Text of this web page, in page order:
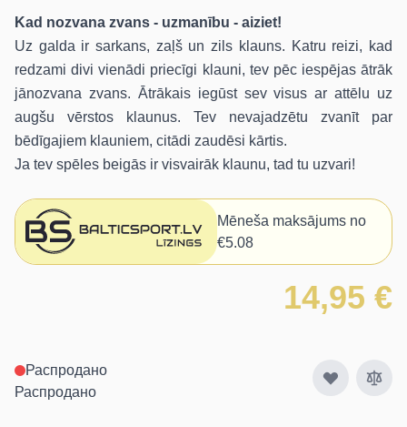
Kad nozvana zvans - uzmanību - aiziet!
Uz galda ir sarkans, zaļš un zils klauns. Katru reizi, kad
redzami divi vienādi priecīgi klauni, tev pēc iespējas ātrāk
jānozvana zvans. Ātrākais iegūst sev visus ar attēlu uz
augšu vērstos klaunus. Tev nevajadzētu zvanīt par
bēdīgajiem klauniem, citādi zaudēsi kārtis.
Ja tev spēles beigās ir visvairāk klaunu, tad tu uzvari!
Mēneša maksājums no
€5.08
14,95 €
Распродано
Распродано